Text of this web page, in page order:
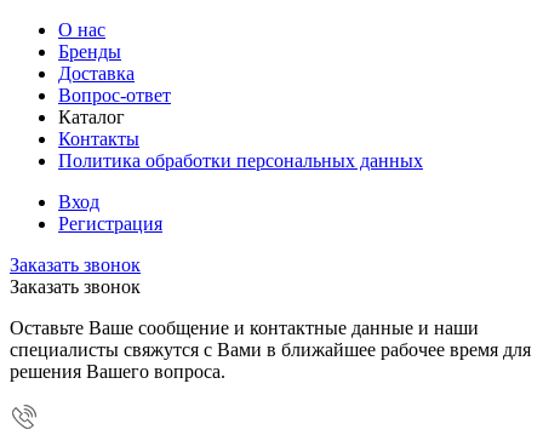
О нас
Бренды
Доставка
Вопрос-ответ
Каталог
Контакты
Политика обработки персональных данных
Вход
Регистрация
Заказать звонок
Заказать звонок
Оставьте Ваше сообщение и контактные данные и наши
специалисты свяжутся с Вами в ближайшее рабочее время для
решения Вашего вопроса.